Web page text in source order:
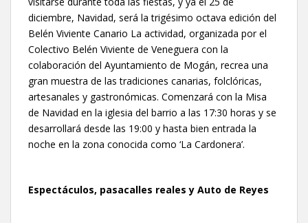
diciembre, Navidad, será la trigésimo octava edición del
Belén Viviente Canario La actividad, organizada por el
Colectivo Belén Viviente de Veneguera con la
colaboración del Ayuntamiento de Mogán, recrea una
gran muestra de las tradiciones canarias, folclóricas,
artesanales y gastronómicas. Comenzará con la Misa
de Navidad en la iglesia del barrio a las 17:30 horas y se
desarrollará desde las 19:00 y hasta bien entrada la
noche en la zona conocida como ‘La Cardonera’.
Espectáculos, pasacalles reales y Auto de Reyes